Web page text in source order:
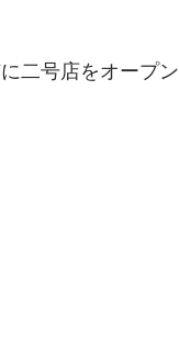
二号店をオープン